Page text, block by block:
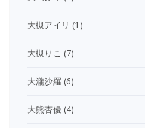
大槻アイリ (1)
大槻りこ (7)
大瀧沙羅 (6)
大熊杏優(4)